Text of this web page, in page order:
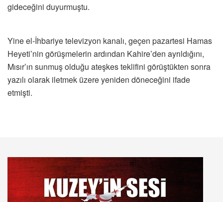
gideceğini duyurmuştu.
Yine el-İhbariye televizyon kanalı, geçen pazartesi Hamas
Heyeti’nin görüşmelerin ardından Kahire’den ayrıldığını,
Mısır’ın sunmuş olduğu ateşkes teklifini görüştükten sonra
yazılı olarak iletmek üzere yeniden döneceğini ifade
etmişti.